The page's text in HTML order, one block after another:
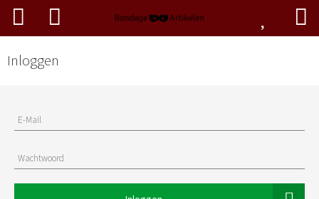
Inloggen
E-Mail
Wachtwoord